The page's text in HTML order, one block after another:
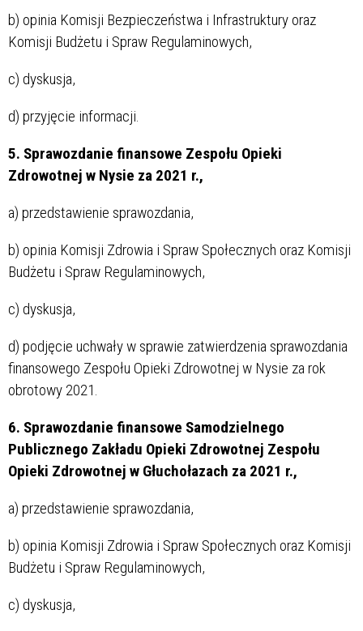
b) opinia Komisji Bezpieczeństwa i Infrastruktury oraz
Komisji Budżetu i Spraw Regulaminowych,
c) dyskusja,
d) przyjęcie informacji.
5. Sprawozdanie finansowe Zespołu Opieki
Zdrowotnej w Nysie za 2021 r.,
a) przedstawienie sprawozdania,
b) opinia Komisji Zdrowia i Spraw Społecznych oraz Komisji
Budżetu i Spraw Regulaminowych,
c) dyskusja,
d) podjęcie uchwały w sprawie zatwierdzenia sprawozdania
finansowego Zespołu Opieki Zdrowotnej w Nysie za rok
obrotowy 2021.
6. Sprawozdanie finansowe Samodzielnego
Publicznego Zakładu Opieki Zdrowotnej Zespołu
Opieki Zdrowotnej w Głuchołazach za 2021 r.,
a) przedstawienie sprawozdania,
b) opinia Komisji Zdrowia i Spraw Społecznych oraz Komisji
Budżetu i Spraw Regulaminowych,
c) dyskusja,